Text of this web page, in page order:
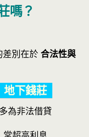
嗎？
差別在於 合法性與
地下錢莊
多為非法借貸